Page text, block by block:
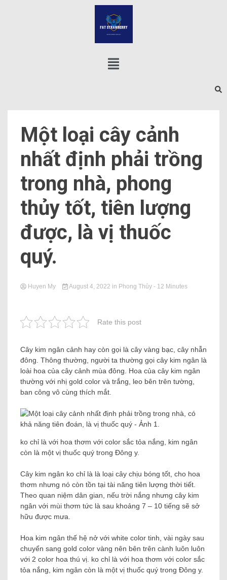
Một loại cây cảnh
nhất định phải trồng
trong nhà, phong
thủy tốt, tiên lượng
được, là vị thuốc
quý.
Huyen My August 4, 2022 in Phong Thủy - 12 Minutes
Rate this post
Cây kim ngân cảnh hay còn gọi là cây vàng bạc, cây nhẫn
đông. Thông thường, người ta thường gọi cây kim ngân là
loài hoa của cây cảnh mùa đông. Hoa của cây kim ngân
thường với nhị gold color và trắng, leo bên trên tường,
ban công vô cùng thích mắt.
ko chỉ là với hoa thơm với color sắc tỏa nắng, kim ngân
còn là một vị thuốc quý trong Đông y.
Cây kim ngân ko chỉ là là loại cây chịu bóng tốt, cho hoa
thơm nhưng nó còn tồn tại tài năng tiên lượng thời tiết.
Theo quan niệm dân gian, nếu trời nắng nhưng cây kim
ngân với mùi thơm tức là sau khoảng 7 – 10 tiếng sẽ sở
hữu được mưa.
Hoa kim ngân thế hệ nở với white color tinh, vài ngày sau
chuyển sang gold color vàng nên bên trên cành luôn luôn
với 2 color hoa thú vị. ko chỉ là với hoa thơm với color sắc
tỏa nắng, kim ngân còn là một vị thuốc quý trong Đông y.